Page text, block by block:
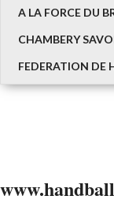
A LA FORCE DU
CHAMBERY
FEDERATION DE
www.handball